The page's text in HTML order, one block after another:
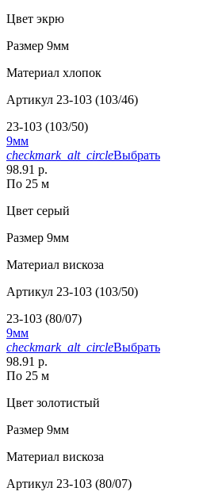
Цвет экрю
Размер 9мм
Материал хлопок
Артикул 23-103 (103/46)
23-103 (103/50)
9мм
checkmark_alt_circleВыбрать
98.91 р.
По 25 м
Цвет серый
Размер 9мм
Материал вискоза
Артикул 23-103 (103/50)
23-103 (80/07)
9мм
checkmark_alt_circleВыбрать
98.91 р.
По 25 м
Цвет золотистый
Размер 9мм
Материал вискоза
Артикул 23-103 (80/07)